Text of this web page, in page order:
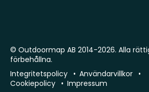
© Outdoormap AB 2014-2026. Alla
förbehållna.
Integritetspolicy
Användarvillkor
Cookiepolicy
Impressum